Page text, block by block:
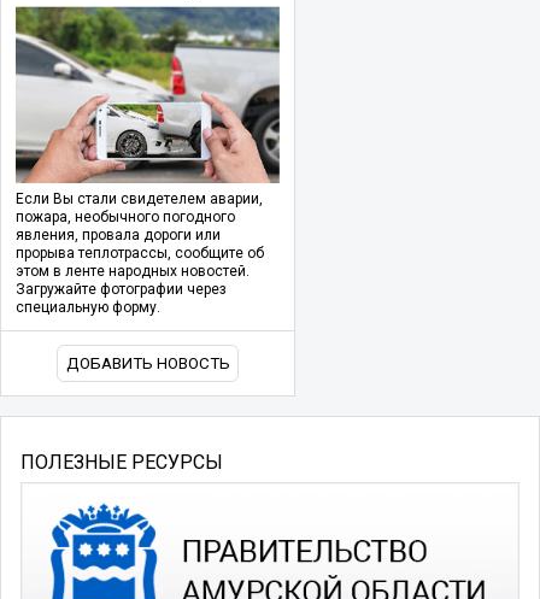
Если Вы стали свидетелем аварии,
пожара, необычного погодного
явления, провала дороги или
прорыва теплотрассы, сообщите об
этом в ленте народных новостей.
Загружайте фотографии через
специальную форму.
ДОБАВИТЬ НОВОСТЬ
ПОЛЕЗНЫЕ РЕСУРСЫ